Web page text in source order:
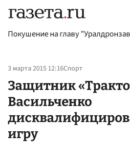
Покушение на главу
3 марта 2015 12:16Спорт
Защитник
Васильченко
игру